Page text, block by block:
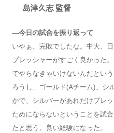
島津久志 監督
―今日の試合を振り返って
いやぁ、完敗でしたな。中大、
プレッシャーがすごく良かった
でやらなきゃいけないんだとい
ろうし、ゴールド(Aチーム)、シ
かで、シルバーがあれだけプレ
ためにならないということを試
たと思う。良い経験になった。